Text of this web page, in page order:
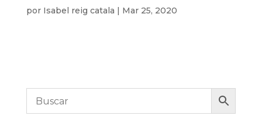
por Isabel reig catala | Mar 25, 2020